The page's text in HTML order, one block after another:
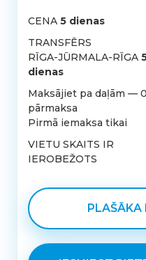
CENA 5 dienas
TRANSFĒRS
RĪGA-JŪRMALA-RĪGA
dienas
Maksājiet pa daļām —
pārmaksa
Pirmā iemaksa tikai
VIETU SKAITS IR
IEROBEŽOTS
PLAŠĀKA